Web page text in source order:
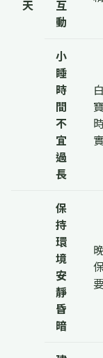
天
互
動
小
睡
時
間
不
宜
過
長
保
持
環
境
安
靜
昏
暗